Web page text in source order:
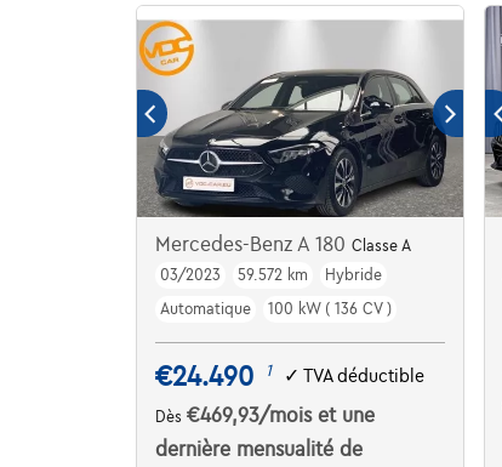
Mercedes-Benz A 180 Classe A
03/2023
59.572 km
Hybride
Automatique
100 kW ( 136 CV )
€24.490 1 ✓ TVA déductible
Dès €469,93/mois et une
dernière mensualité de